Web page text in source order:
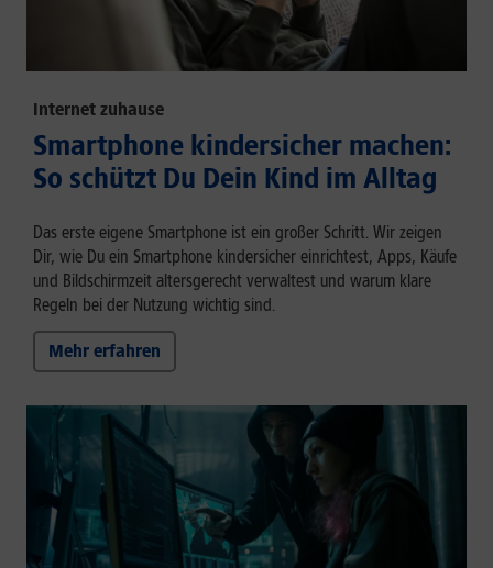
Internet zuhause
Smartphone kindersicher machen:
So schützt Du Dein Kind im Alltag
Das erste eigene Smartphone ist ein großer Schritt. Wir zeigen
Dir, wie Du ein Smartphone kindersicher einrichtest, Apps, Käufe
und Bildschirmzeit altersgerecht verwaltest und warum klare
Regeln bei der Nutzung wichtig sind.
Mehr erfahren